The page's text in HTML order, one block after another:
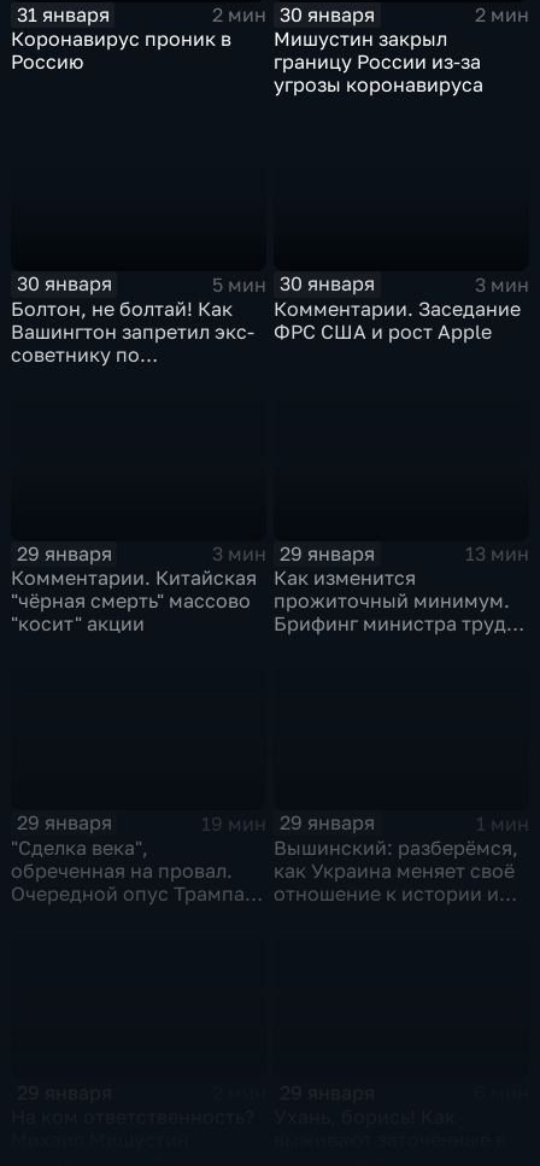
31 января
2 мин
Коронавирус проник в
Россию
30 января
2 мин
Мишустин закрыл
границу России из-за
угрозы коронавируса
30 января
5 мин
Болтон, не болтай! Как
Вашингтон запретил экс-
советнику по
30 января
3 мин
Комментарии. Заседание
ФРС США и рост Apple
29 января
3 мин
Комментарии. Китайская
"чёрная смерть" массово
"косит" акции
29 января
13 мин
Как изменится
прожиточный минимум.
Брифинг министра труда
29 января
19 мин
"Сделка века",
обреченная на провал.
Очередной опус Трампа.
29 января
1 мин
Вышинский: разберёмся,
как Украина меняет своё
отношение к истории и